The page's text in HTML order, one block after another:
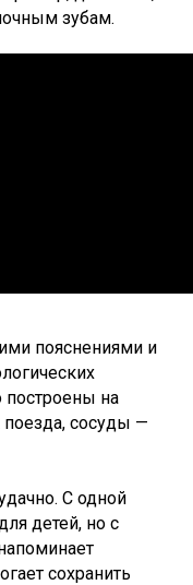
зубам.
пояснениями и
построены на
сосуды —
С одной
детей, но с
сохранить